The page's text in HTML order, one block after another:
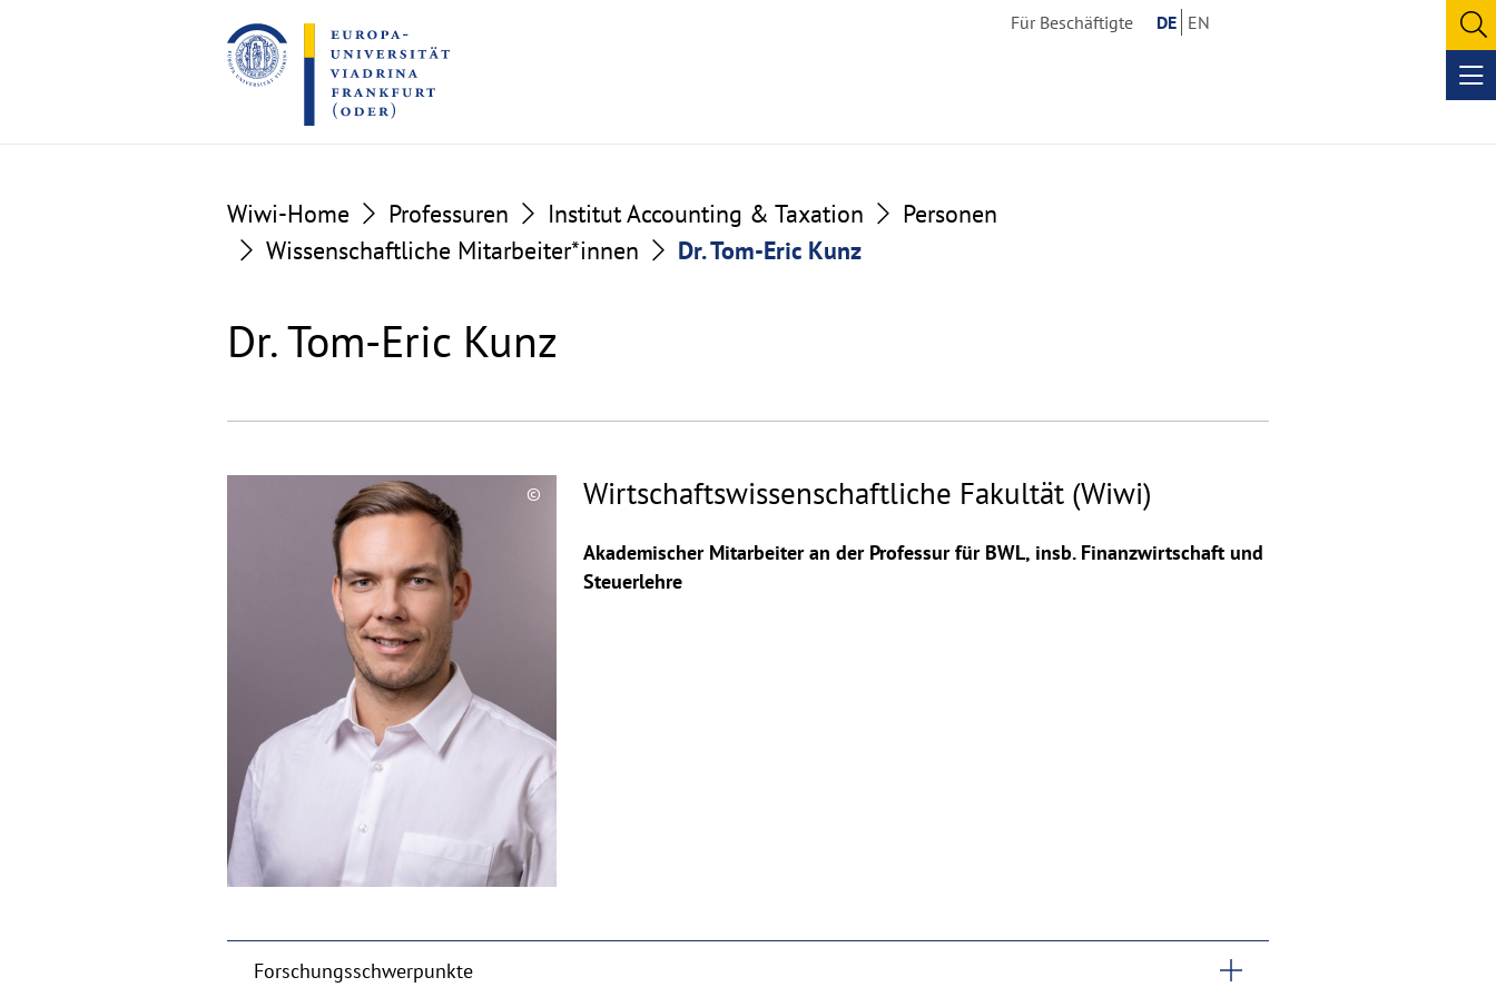
to
the
content
to
the
footer
Für Beschäftigte DE EN
Wiwi-Home Professuren Institut Accounting & Taxation
Personen
Wissenschaftliche Mitarbeiter*innen
Dr. Tom-Eric Kunz
Dr. Tom-Eric Kunz
©
aufklappen
Wirtschaftswissenschaftliche Fakultät (Wiwi)
Akademischer Mitarbeiter an der Professur für BWL, insb. Finanzwirtschaft und
Steuerlehre
Forschungsschwerpunkte